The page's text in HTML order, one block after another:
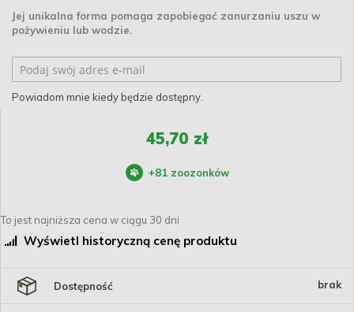
Jej unikalna forma pomaga zapobiegać zanurzaniu uszu w
pożywieniu lub wodzie.
Powiadom mnie kiedy będzie dostępny.
45,70 zł
+81 zoozonków
To jest najniższa cena w ciągu 30 dni
Wyświetl historyczną cenę produktu
Dostępność brak